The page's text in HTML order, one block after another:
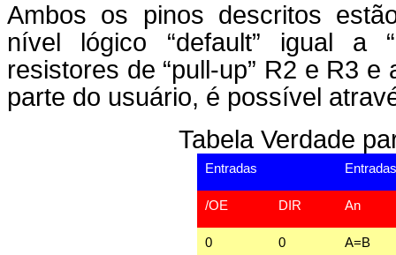
Ambos os pinos descritos
nível lógico “default” igual a
resistores de “pull-up” R2 e R3
parte do usuário, é possível
Tabela Verdade
Entradas
/OE DIR An
0 0 A=B